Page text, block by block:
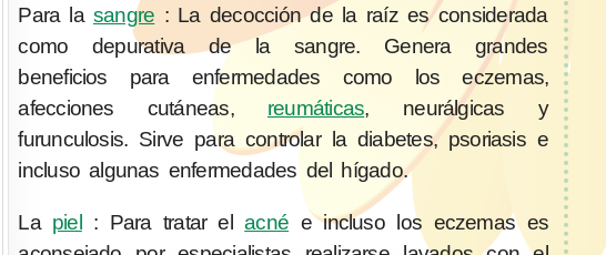
Para la sangre : La decocción de la raíz es considerada
como depurativa de la sangre. Genera grandes
beneficios para enfermedades como los eczemas,
afecciones cutáneas, reumáticas, neurálgicas y
furunculosis. Sirve para controlar la diabetes, psoriasis e
incluso algunas enfermedades del hígado.
La piel : Para tratar elacné e incluso los eczemas es